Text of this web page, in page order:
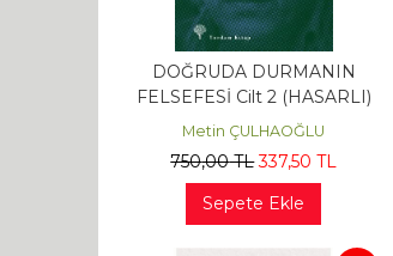
DOĞRUDA DURMANIN
FELSEFESİ Cilt 2 (HASARLI)
Metin ÇULHAOĞLU
750,00TL 337,50 TL
Sepete Ekle